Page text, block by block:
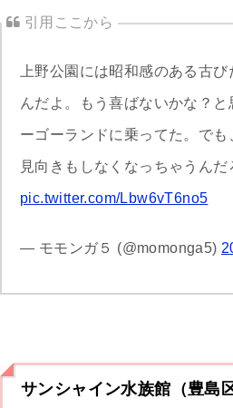
上野公園には昭和感のある古
んだよ。もう喜ばないかな？と
ーゴーランドに乗ってた。でも
見向きもしなくなっちゃうんだ
pic.twitter.com/Lbw6vT6no5
— モモンガ５ (@momonga5)
サンシャイン水族館（豊島